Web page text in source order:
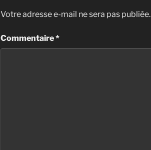
Votre adresse e-mail ne sera pas publiée.
Commentaire*